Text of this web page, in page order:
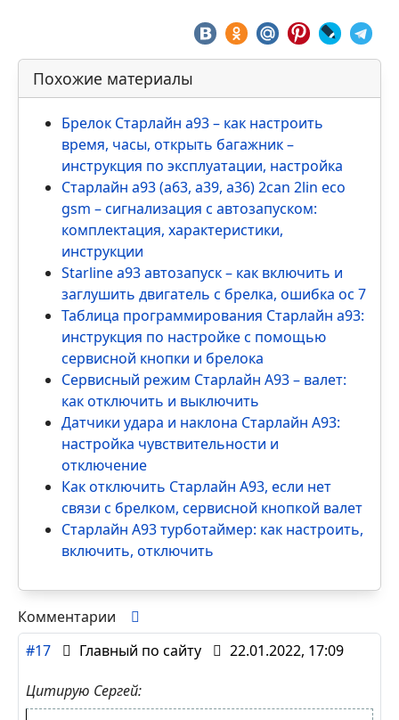
Похожие материалы
Брелок Старлайн а93 – как настроить
время, часы, открыть багажник –
инструкция по эксплуатации, настройка
Старлайн а93 (а63, а39, а36) 2can 2lin eco
gsm – сигнализация с автозапуском:
комплектация, характеристики,
инструкции
Starline a93 автозапуск – как включить и
заглушить двигатель с брелка, ошибка ос 7
Таблица программирования Старлайн а93:
инструкция по настройке с помощью
сервисной кнопки и брелока
Сервисный режим Старлайн А93 – валет:
как отключить и выключить
Датчики удара и наклона Старлайн А93:
настройка чувствительности и
отключение
Как отключить Старлайн А93, если нет
связи с брелком, сервисной кнопкой валет
Старлайн А93 турботаймер: как настроить,
включить, отключить
Комментарии
#17
Главный по сайту 22.01.2022, 17:09
Цитирую Сергей: